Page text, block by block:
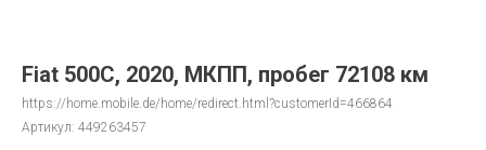
Fiat 500C, 2020, МКПП, пробег 72108 км
https://home.mobile.de/home/redirect.html?customerId=466864
Артикул: 449263457